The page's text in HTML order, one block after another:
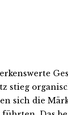
sich die